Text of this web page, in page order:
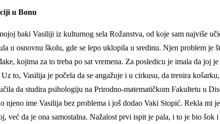
u Bonu
baki Vasiliji iz kulturnog sela Rožanstva, od koje sam najviše
u osnovnu školu, gde se lepo uklopila u sredinu. Njen problem je
kojima za to treba po sat vremena. Za posledicu je imala da joj
to, Vasilija je počela da se angažuje i u cirkusu, da trenira
da studira psihologiju na Prirodno-matematičkom Fakultetu u
ime Vasilija bez problema i još dodao Vaki Stopić. Rekla mi
već da je ona samostalna. Nažalost prvi ispit je pala, i to je bio